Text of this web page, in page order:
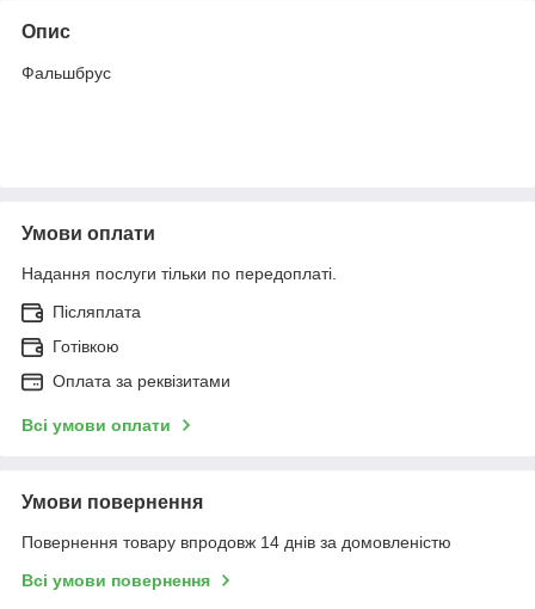
Опис
Фальшбрус
Умови оплати
Надання послуги тільки по передоплаті.
Післяплата
Готівкою
Оплата за реквізитами
Всі умови оплати
Умови повернення
Повернення товару впродовж 14 днів за домовленістю
Всі умови повернення